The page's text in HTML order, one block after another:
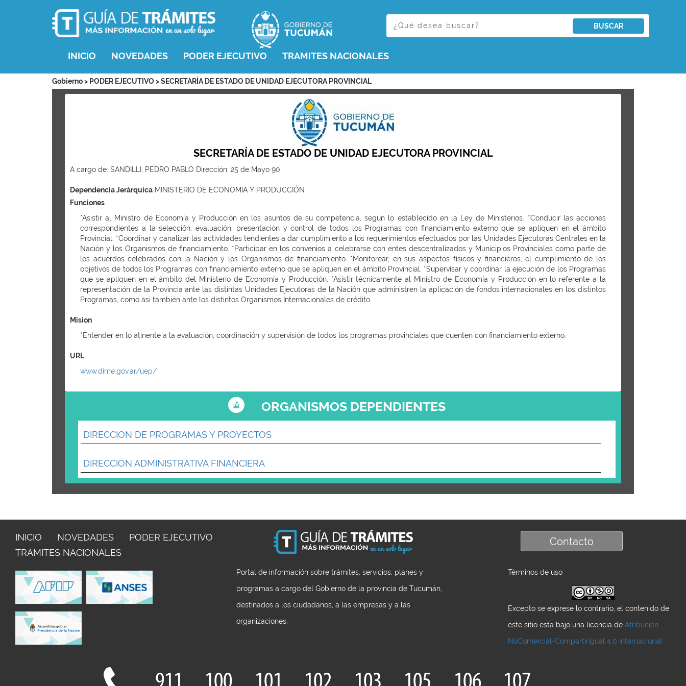
BUSCAR
INICIO NOVEDADES PODER EJECUTIVO TRAMITES NACIONALES
Gobierno > PODER EJECUTIVO > SECRETARÍA DE ESTADO DE UNIDAD EJECUTORA PROVINCIAL
SECRETARÍA DE ESTADO DE UNIDAD EJECUTORA PROVINCIAL
A cargo de: SANDILLI, PEDRO PABLO Dirección: 25 de Mayo 90
Dependencia Jerárquica MINISTERIO DE ECONOMIA Y PRODUCCIÓN
Funciones
*Asistir al Ministro de Economía y Producción en los asuntos de su competencia, según lo establecido en la Ley de Ministerios. *Conducir las acciones
correspondientes a la selección, evaluación, presentación y control de todos los Programas con financiamiento externo que se apliquen en el ámbito
Provincial. *Coordinar y canalizar las actividades tendientes a dar cumplimiento a los requerimientos efectuados por las Unidades Ejecutoras Centrales en la
Nación y los Organismos de financiamiento. *Participar en los convenios a celebrarse con entes descentralizados y Municipios Provinciales como parte de
los acuerdos celebrados con la Nación y los Organismos de financiamiento. *Monitorear, en sus aspectos físicos y financieros, el cumplimiento de los
objetivos de todos los Programas con financiamiento externo que se apliquen en el ámbito Provincial. *Supervisar y coordinar la ejecución de los Programas
que se apliquen en el ámbito del Ministerio de Economía y Producción. *Asistir técnicamente al Ministro de Economía y Producción en lo referente a la
representación de la Provincia ante las distintas Unidades Ejecutoras de la Nación que administren la aplicación de fondos internacionales en los distintos
Programas, como así también ante los distintos Organismos Internacionales de crédito.
Mision
*Entender en lo atinente a la evaluación, coordinación y supervisión de todos los programas provinciales que cuenten con financiamiento externo.
URL
www.dime.gov.ar/uep/
ORGANISMOS DEPENDIENTES
DIRECCION DE PROGRAMAS Y PROYECTOS
DIRECCION ADMINISTRATIVA FINANCIERA
INICIO NOVEDADES
PODER EJECUTIVO
TRAMITES NACIONALES
Portal de información sobre trámites, servicios, planes y
programas a cargo del Gobierno de la provincia de Tucumán,
destinados a los ciudadanos, a las empresas y a las
organizaciones.
Contacto
Términos de uso
Excepto se exprese lo contrario, el contenido de
este sitio esta bajo una licencia de Atribución-
NoComercial-CompartirIgual 4.0 Internacional